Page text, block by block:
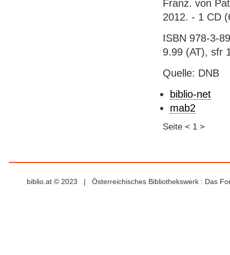
Franz. von
2012. - 1 CD
ISBN 978-3-
9.99 (AT), sfr
Quelle: DNB
biblio-net
mab2
Seite < 1 >
biblio.at © 2023 | Österreichisches Bibliothekswerk : Das